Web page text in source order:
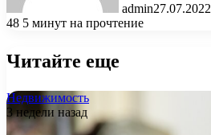
admin27.07.2022
48 5 минут на прочтение
Читайте еще
Недвижимость
3 недели назад